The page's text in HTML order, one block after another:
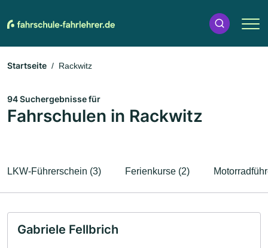
Startseite Rackwitz
94 Suchergebnisse für
Fahrschulen in Rackwitz
LKW-Führerschein (3) Ferienkurse (2)
Gabriele Fellbrich